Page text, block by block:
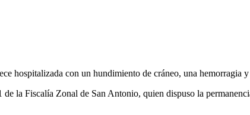
hospitalizada con un hundimiento de cráneo, una hemorragia
la Fiscalía Zonal de San Antonio, quien dispuso la